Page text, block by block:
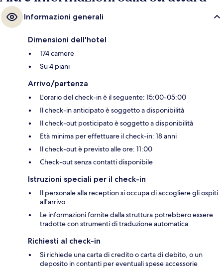
Informazioni generali
Dimensioni dell'hotel
174 camere
Su 4 piani
Arrivo/partenza
L'orario del check-in è il seguente: 15:00-05:00
Il check-in anticipato è soggetto a disponibilità
Il check-out posticipato è soggetto a disponibilità
Età minima per effettuare il check-in: 18 anni
Il check-out è previsto alle ore: 11:00
Check-out senza contatti disponibile
Istruzioni speciali per il check-in
Il personale alla reception si occupa di accogliere gli ospiti
all'arrivo.
Le informazioni fornite dalla struttura potrebbero essere
tradotte con strumenti di traduzione automatica.
Richiesti al check-in
Si richiede una carta di credito o carta di debito, o un
deposito in contanti per eventuali spese accessorie